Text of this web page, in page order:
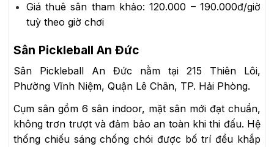
Giá thuê sân tham khảo:120.000 – 190.000đ/giờ
tuỳ theo giờ chơi
Sân Pickleball An Đức
Sân Pickleball An Đức nằm tại 215 Thiên Lôi,
Phường Vĩnh Niệm, Quận Lê Chân, TP. Hải Phòng.
Cụm sân gồm 6 sân indoor, mặt sân mới đạt chuẩn,
không trơn trượt và đảm bảo an toàn khi thi đấu. Hệ
thống chiếu sáng chống chói được bố trí đều khắp